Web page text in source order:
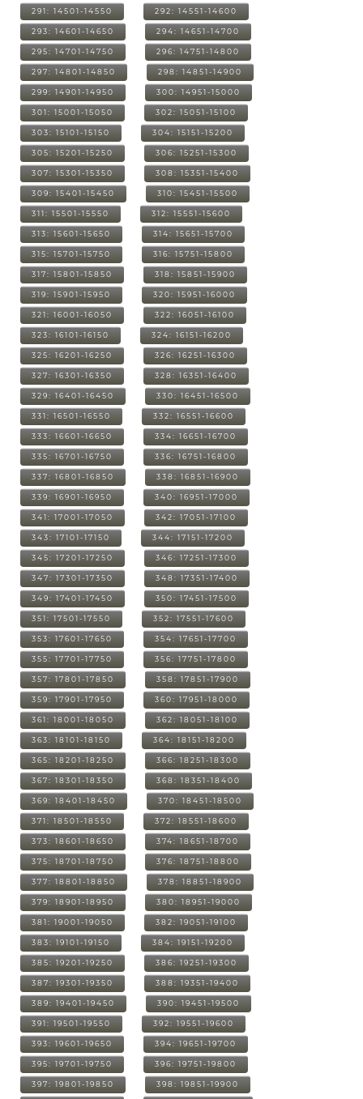
291: 14501-14550 292: 14551-14600
293: 14601-14650 294: 14651-14700
295: 14701-14750 296: 14751-14800
297: 14801-14850 298: 14851-14900
299: 14901-14950 300: 14951-15000
301: 15001-15050 302: 15051-15100
303: 15101-15150 304: 15151-15200
305: 15201-15250 306: 15251-15300
307: 15301-15350 308: 15351-15400
309: 15401-15450 310: 15451-15500
311: 15501-15550 312: 15551-15600
313: 15601-15650 314: 15651-15700
315: 15701-15750 316: 15751-15800
317: 15801-15850 318: 15851-15900
319: 15901-15950 320: 15951-16000
321: 16001-16050 322: 16051-16100
323: 16101-16150 324: 16151-16200
325: 16201-16250 326: 16251-16300
327: 16301-16350 328: 16351-16400
329: 16401-16450 330: 16451-16500
331: 16501-16550 332: 16551-16600
333: 16601-16650 334: 16651-16700
335: 16701-16750 336: 16751-16800
337: 16801-16850 338: 16851-16900
339: 16901-16950 340: 16951-17000
341: 17001-17050 342: 17051-17100
343: 17101-17150 344: 17151-17200
345: 17201-17250 346: 17251-17300
347: 17301-17350 348: 17351-17400
349: 17401-17450 350: 17451-17500
351: 17501-17550 352: 17551-17600
353: 17601-17650 354: 17651-17700
355: 17701-17750 356: 17751-17800
357: 17801-17850 358: 17851-17900
359: 17901-17950 360: 17951-18000
361: 18001-18050 362: 18051-18100
363: 18101-18150 364: 18151-18200
365: 18201-18250 366: 18251-18300
367: 18301-18350 368: 18351-18400
369: 18401-18450 370: 18451-18500
371: 18501-18550 372: 18551-18600
373: 18601-18650 374: 18651-18700
375: 18701-18750 376: 18751-18800
377: 18801-18850 378: 18851-18900
379: 18901-18950 380: 18951-19000
381: 19001-19050 382: 19051-19100
383: 19101-19150 384: 19151-19200
385: 19201-19250 386: 19251-19300
387: 19301-19350 388: 19351-19400
389: 19401-19450 390: 19451-19500
391: 19501-19550 392: 19551-19600
393: 19601-19650 394: 19651-19700
395: 19701-19750 396: 19751-19800
397: 19801-19850 398: 19851-19900